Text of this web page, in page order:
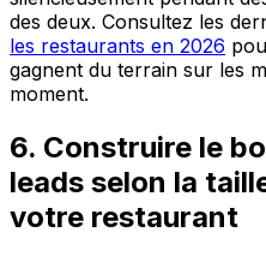
des deux. Consultez les
les restaurants en 2026
gagnent du terrain sur les
moment.
6. Construire le
leads selon la
votre restaurant